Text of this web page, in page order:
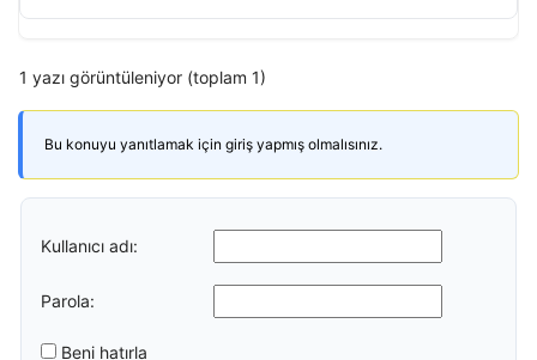
1 yazı görüntüleniyor (toplam 1)
Bu konuyu yanıtlamak için giriş yapmış olmalısınız.
Kullanıcı adı:
Parola:
Beni hatırla